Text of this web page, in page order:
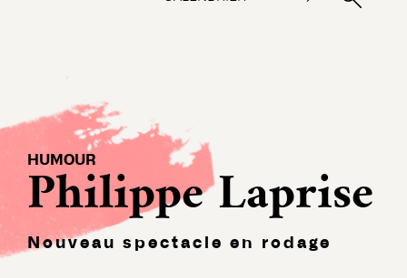
HUMOUR
Philippe Laprise
Nouveau spectacle en rodage